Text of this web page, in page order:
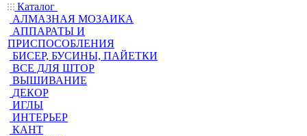
Каталог
АЛМАЗНАЯ МОЗАИКА
АППАРАТЫ И
ПРИСПОСОБЛЕНИЯ
БИСЕР, БУСИНЫ, ПАЙЕТКИ
ВСЕ ДЛЯ ШТОР
ВЫШИВАНИЕ
ДЕКОР
ИГЛЫ
ИНТЕРЬЕР
КАНТ